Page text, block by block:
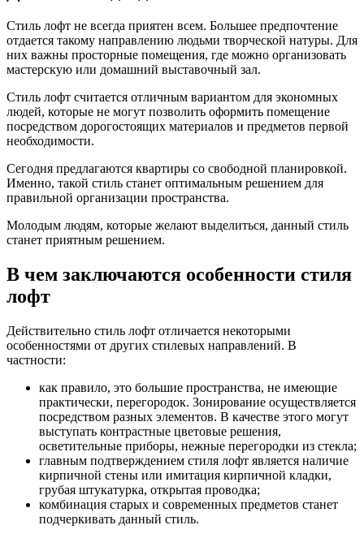
Стиль лофт не всегда приятен всем. Большее предпочтение
отдается такому направлению людьми творческой натуры. Для
них важны просторные помещения, где можно организовать
мастерскую или домашний выставочный зал.
Стиль лофт считается отличным вариантом для экономных
людей, которые не могут позволить оформить помещение
посредством дорогостоящих материалов и предметов первой
необходимости.
Сегодня предлагаются квартиры со свободной планировкой.
Именно, такой стиль станет оптимальным решением для
правильной организации пространства.
Молодым людям, которые желают выделиться, данный стиль
станет приятным решением.
В чем заключаются особенности стиля
лофт
Действительно стиль лофт отличается некоторыми
особенностями от других стилевых направлений. В
частности:
как правило, это большие пространства, не имеющие
практически, перегородок. Зонирование осуществляется
посредством разных элементов. В качестве этого могут
выступать контрастные цветовые решения,
осветительные приборы, нежные перегородки из стекла;
главным подтверждением стиля лофт является наличие
кирпичной стены или имитация кирпичной кладки,
грубая штукатурка, открытая проводка;
комбинация старых и современных предметов станет
подчеркивать данный стиль.